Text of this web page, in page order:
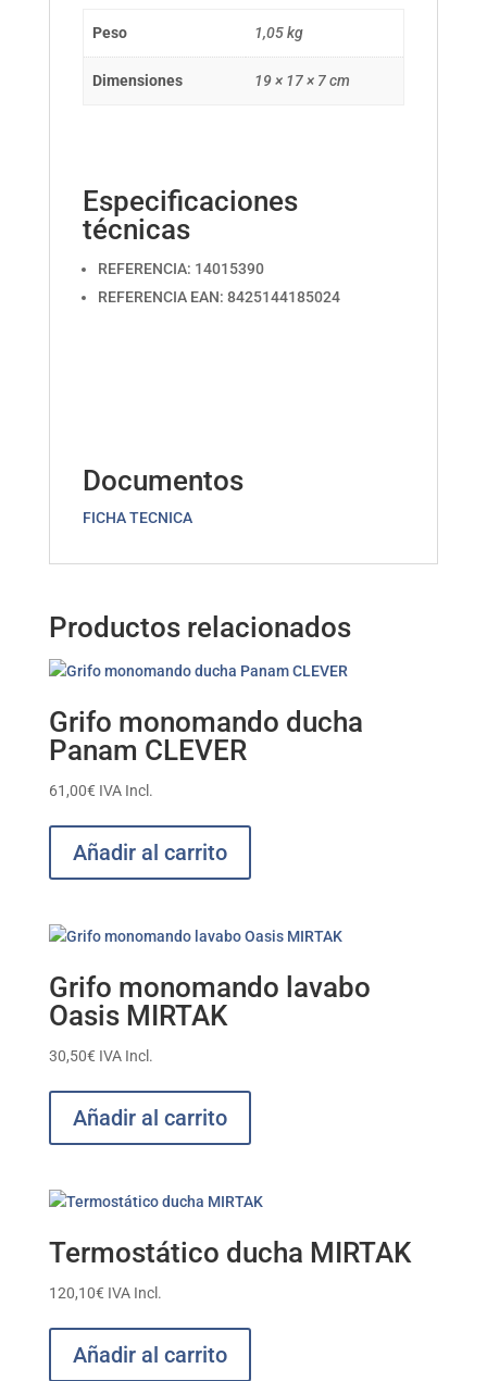
Peso 1,05 kg
Dimensiones 19 × 17 × 7 cm
Especificaciones
técnicas
REFERENCIA: 14015390
REFERENCIA EAN: 8425144185024
Documentos
FICHA TECNICA
Productos relacionados
Grifo monomando ducha
Panam CLEVER
61,00€ IVA Incl.
Añadir al carrito
Grifo monomando lavabo
Oasis MIRTAK
30,50€ IVA Incl.
Añadir al carrito
Termostático ducha MIRTAK
120,10€ IVA Incl.
Añadir al carrito